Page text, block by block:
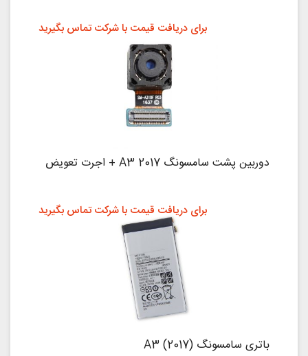
دوربین پشت سامسونگ A3 2017 + اجرت تعویض
برای دریافت قیمت با شرکت تماس بگیرید
باتری سامسونگ (A3 (2017
برای دریافت قیمت با شرکت تماس بگیرید